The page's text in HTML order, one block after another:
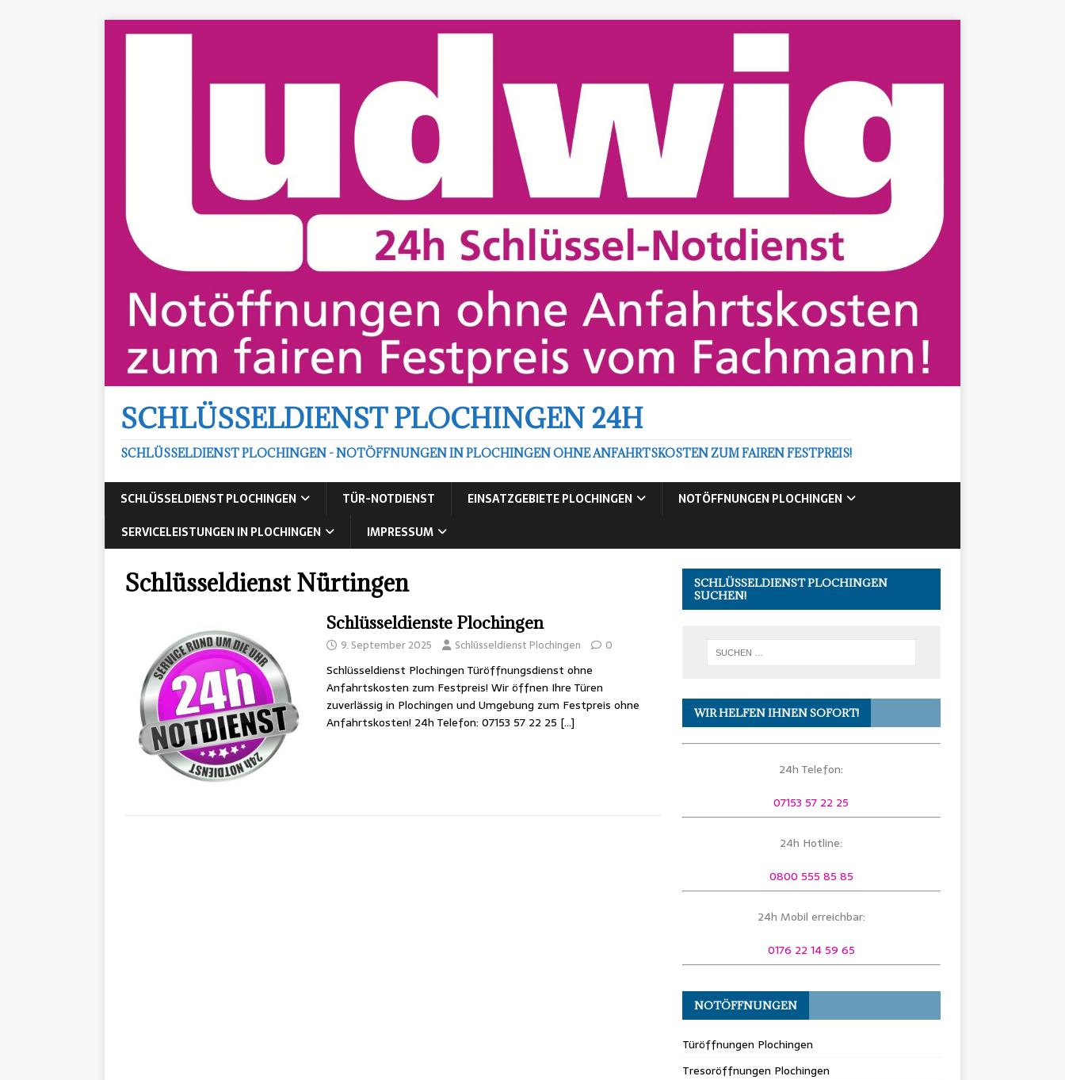
SCHLÜSSELDIENST PLOCHINGEN 24H
SCHLÜSSELDIENST PLOCHINGEN - NOTÖFFNUNGEN IN PLOCHINGEN OHNE ANFAHRTSKOSTEN ZUM FAIREN FESTPREIS!
SCHLÜSSELDIENST PLOCHINGEN TÜR-NOTDIENST EINSATZGEBIETE PLOCHINGEN
NOTÖFFNUNGEN PLOCHINGEN
SERVICELEISTUNGEN IN PLOCHINGEN
IMPRESSUM
Schlüsseldienst Nürtingen
Schlüsseldienste Plochingen
9. September 2025 Schlüsseldienst Plochingen 0
Schlüsseldienst Plochingen Türöffnungsdienst ohne
Anfahrtskosten zum Festpreis! Wir öffnen Ihre Türen
zuverlässig in Plochingen und Umgebung zum Festpreis ohne
Anfahrtskosten! 24h Telefon: 07153 57 22 25 […]
SCHLÜSSELDIENST PLOCHINGEN
SUCHEN!
WIR HELFEN IHNEN SOFORT!
24h Telefon:
07153 57 22 25
24h Hotline:
0800 555 85 85
24h Mobil erreichbar:
0176 22 14 59 65
NOTÖFFNUNGEN
Türöffnungen Plochingen
Tresoröffnungen Plochingen